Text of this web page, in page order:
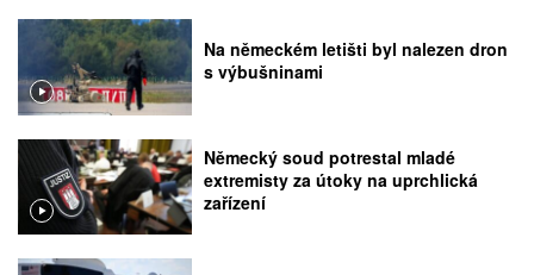
Na německém letišti byl nalezen dron
s výbušninami
Německý soud potrestal mladé
extremisty za útoky na uprchlická
zařízení